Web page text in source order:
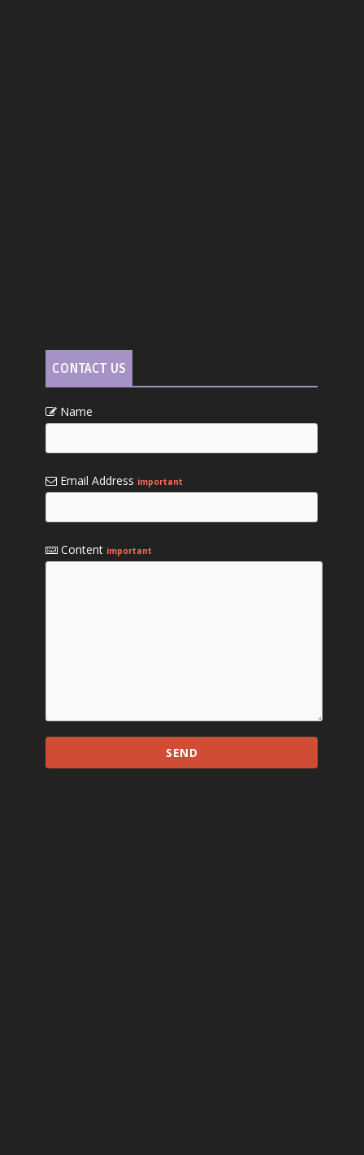
CONTACT US
Name
Email Address important
Content important